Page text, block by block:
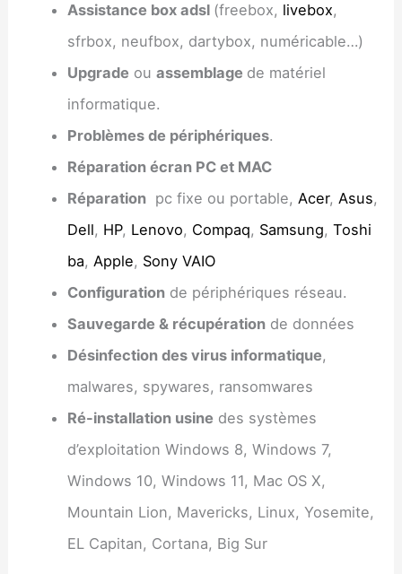
Assistance box adsl (freebox, livebox,
sfrbox, neufbox, dartybox, numéricable…)
Upgrade ou assemblage de matériel
informatique.
Problèmes de périphériques.
Réparation écran PC et MAC
Réparationpc fixe ou portable, Acer, Asus,
Dell, HP, Lenovo, Compaq, Samsung, Toshi
ba, Apple, Sony VAIO
Configurationde périphériques réseau.
Sauvegarde & récupérationde données
Désinfection des virus informatique,
malwares, spywares, ransomwares
Ré-installation usine des systèmes
d’exploitation Windows 8, Windows 7,
Windows 10, Windows 11, Mac OS X,
Mountain Lion, Mavericks, Linux, Yosemite,
EL Capitan, Cortana, Big Sur